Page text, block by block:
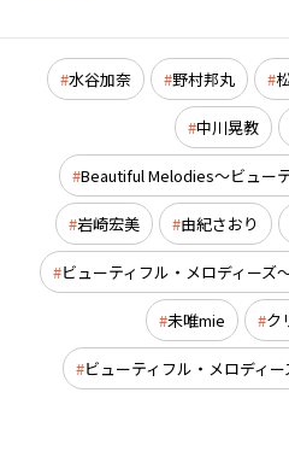
水谷加奈 野村邦丸
中川晃教
Beautiful Melodies～ビュー
岩崎宏美 由紀さおり
ビューティフル・メロディーズ
未唯mie ク
ビューティフル・メロディ